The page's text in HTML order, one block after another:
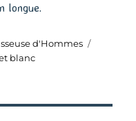
longue.
d'Hommes
blanc